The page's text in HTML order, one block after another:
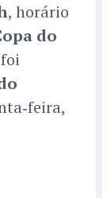
, horário
do